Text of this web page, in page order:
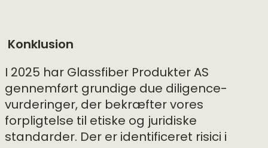
Konklusion
I 2025 har Glassfiber Produkter AS
gennemført grundige due diligence-
vurderinger, der bekræfter vores
forpligtelse til etiske og juridiske
standarder. Der er identificeret risici i